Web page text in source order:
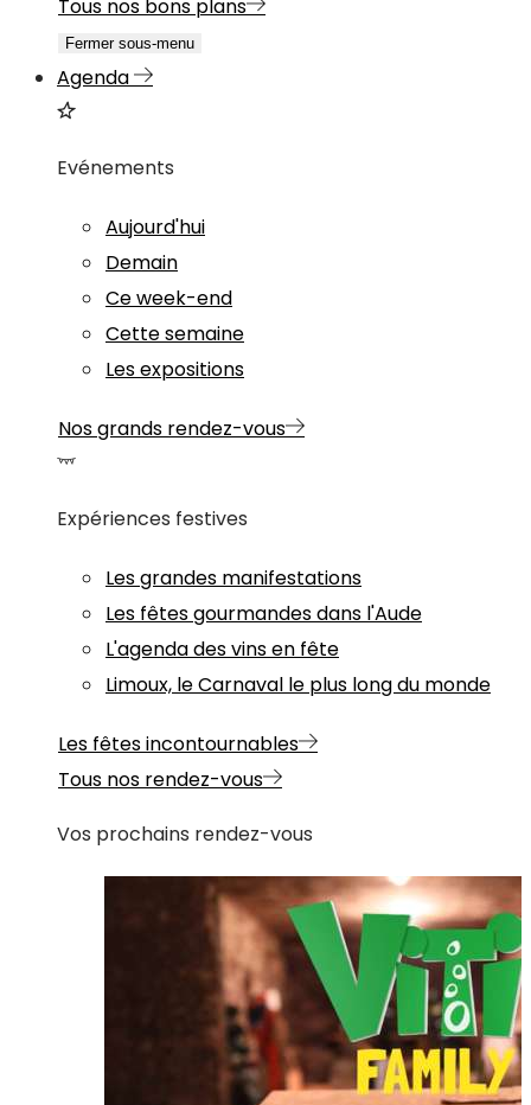
Tous nos bons plans
Fermer sous-menu
Agenda
Evénements
Aujourd'hui
Demain
Ce week-end
Cette semaine
Les expositions
Nos grands rendez-vous
Expériences festives
Les grandes manifestations
Les fêtes gourmandes dans l'Aude
L'agenda des vins en fête
Limoux, le Carnaval le plus long du monde
Les fêtes incontournables
Tous nos rendez-vous
Vos prochains rendez-vous